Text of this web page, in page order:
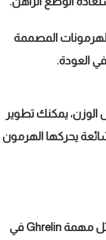
المصممة
في العودة.
يمكنك تطوير
يحركها الهرمون
مهمة Ghrelin
في